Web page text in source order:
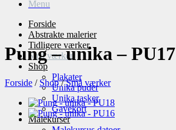
Menu
Forside
Abstrakte malerier
Tidligere værker
Små værker
Shop
Plakater
Unika puder
Unika tasker
Gavekort
Malekurser
Pung – unika – PU17
Forside / Shop / Små værker